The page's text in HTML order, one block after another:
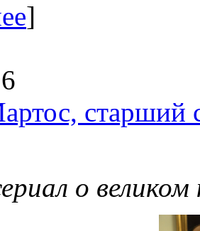
]
старший
о великом